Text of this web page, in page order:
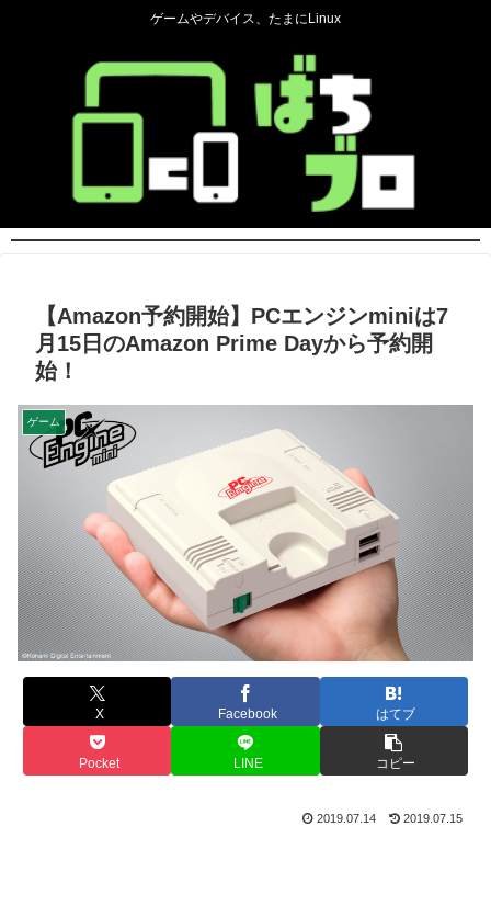
ゲームやデバイス、たまにLinux
【Amazon予約開始】PCエンジンminiは7
月15日のAmazon Prime Dayから予約開
始！
ゲーム
X Facebook はてブ
Pocket LINE コピー
2019.07.14 2019.07.15